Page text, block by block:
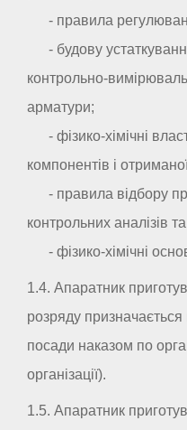
- правила
- будову
контрольно-
арматури;
- фізико-хімічні
компонентів і
- правила відбору
контрольних аналізів
- фізико-хімічні
1.4. Апаратник
розряду призначається
посади наказом по
організації).
1.5. Апаратник